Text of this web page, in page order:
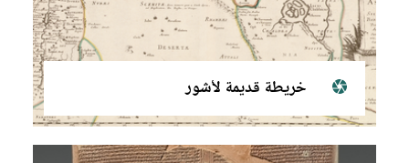
خريطة قديمة لأشور